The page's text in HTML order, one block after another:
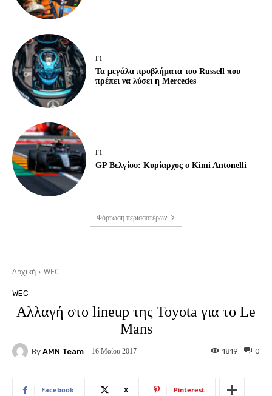
F1
Τα μεγάλα προβλήματα του Russell που
πρέπει να λύσει η Mercedes
F1
GP Βελγίου: Κυρίαρχος ο Kimi Antonelli
Φόρτωση περισσοτέρων